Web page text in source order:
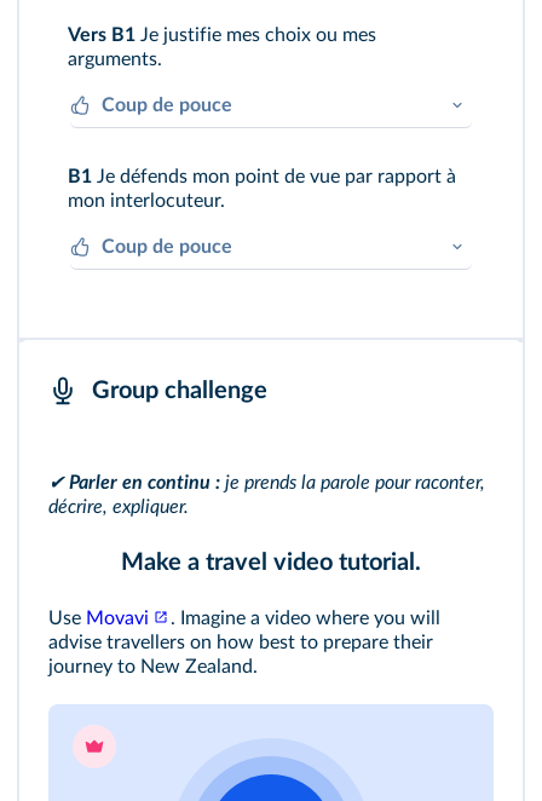
Vers B1 Je justifie mes choix ou mes
arguments.
Coup de pouce
B1 Je défends mon point de vue par rapport à
mon interlocuteur.
Coup de pouce
Group challenge
✔Parler en continu : je prends la parole pour raconter,
décrire, expliquer.
Make a travel video tutorial.
Use Movavi
. Imagine a video where you will
advise travellers on how best to prepare their
journey to New Zealand.